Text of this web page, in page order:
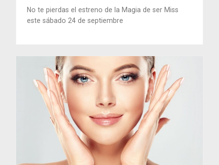
No te pierdas el estreno de la Magia de ser Miss
este sábado 24 de septiembre